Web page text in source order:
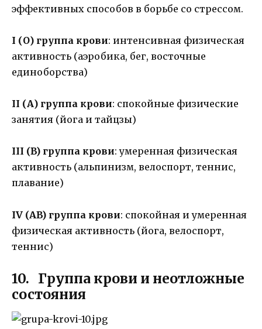
эффективных способов в борьбе со стрессом.
I (О) группа крови: интенсивная физическая
активность (аэробика, бег, восточные
единоборства)
II (А) группа крови: спокойные физические
занятия (йога и тайцзы)
III (B) группа крови: умеренная физическая
активность (альпинизм, велоспорт, теннис,
плавание)
IV (AB) группа крови: спокойная и умеренная
физическая активность (йога, велоспорт,
теннис)
10. Группа крови и неотложные
состояния